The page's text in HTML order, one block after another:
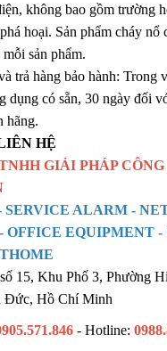
không bao gồm trường
hoại. Sản phẩm cháy nổ
sản phẩm.
trả hàng bảo hành: Trong
dụng có sẵn, 30 ngày đối
hãng.
HỆ
GIẢI PHÁP CÔNG
SERVICE ALARM -
OFFICE EQUIPMENT -
15, Khu Phố 3, Phường
Đức, Hồ Chí Minh
- Hotline: